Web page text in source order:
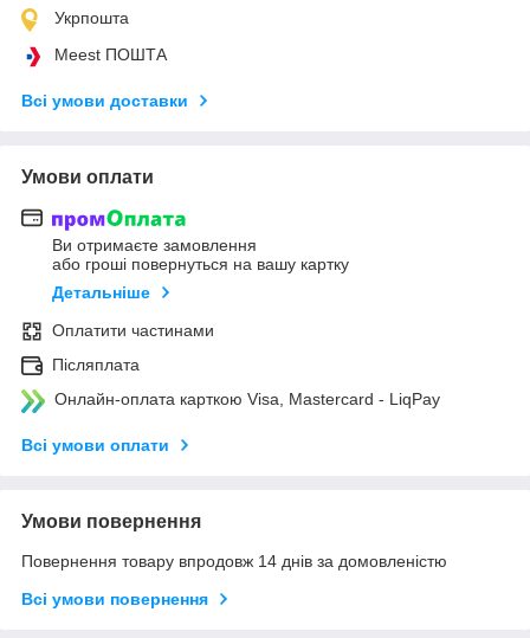
Укрпошта
Meest ПОШТА
Всі умови доставки
Умови оплати
Ви отримаєте замовлення
або гроші повернуться на вашу картку
Детальніше
Оплатити частинами
Післяплата
Онлайн-оплата карткою Visa, Mastercard - LiqPay
Всі умови оплати
Умови повернення
Повернення товару впродовж 14 днів за домовленістю
Всі умови повернення